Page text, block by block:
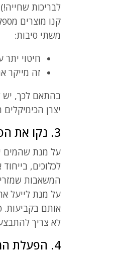
לבריכות
קנו מוצרים
משתי סיבות:
חיטוי יתר
זה מייקר
בהתאם לכך, יש
יצרן הכימיקלים
3. נקו את הפילטרים בקביעות
על מנת שהמים
לכלוכים,
המשאבות
על מנת לייעל
אותם בקביעות.
לא צריך
4. הפעלת המשאבות בשעות השפל